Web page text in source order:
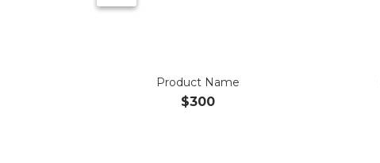
Product Name
$300